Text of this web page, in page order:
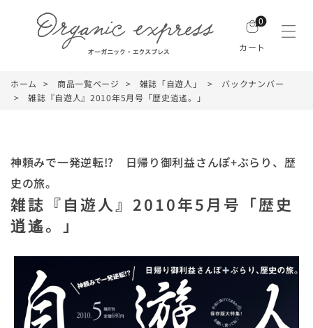
0
カート
ホーム 商品一覧ページ 雑誌「自遊人」
バックナンバー
雑誌『自遊人』2010年5月号「歴史逍遙。」
神頼みで一発逆転!? 日帰り御利益さんぽ+ぶらり、歴
史の旅。
雑誌『自遊人』2010年5月号「歴史
逍遙。」